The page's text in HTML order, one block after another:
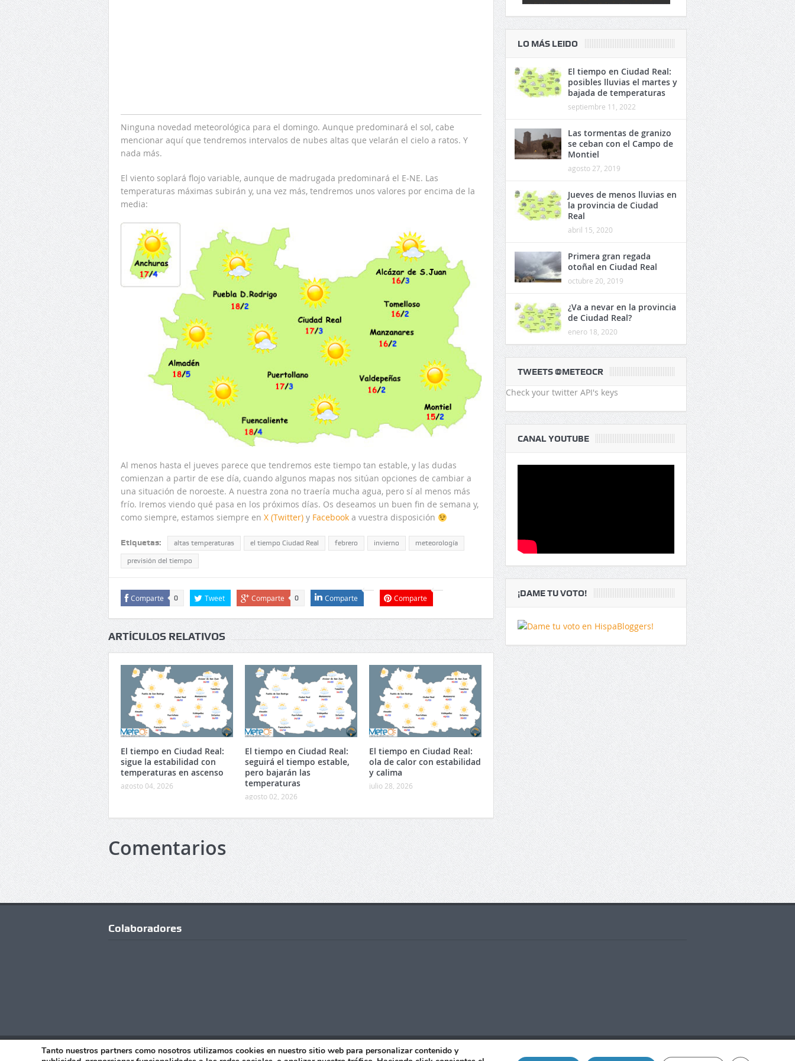
Ninguna novedad meteorológica para el domingo. Aunque predominará el sol, cabe
mencionar aquí que tendremos intervalos de nubes altas que velarán el cielo a ratos. Y
nada más.
El viento soplará flojo variable, aunque de madrugada predominará el E-NE. Las
temperaturas máximas subirán y, una vez más, tendremos unos valores por encima de la
media:
Al menos hasta el jueves parece que tendremos este tiempo tan estable, y las dudas
comienzan a partir de ese día, cuando algunos mapas nos sitúan opciones de cambiar a
una situación de noroeste. A nuestra zona no traería mucha agua, pero sí al menos más
frío. Iremos viendo qué pasa en los próximos días. Os deseamos un buen fin de semana y,
como siempre, estamos siempre en X (Twitter) y Facebook a vuestra disposición
Etiquetas: altas temperaturas el tiempo Ciudad Real febrero invierno meteorología
previsión del tiempo
Comparte 0 Tweet Comparte 0 Comparte Comparte
ARTÍCULOS RELATIVOS
El tiempo en Ciudad Real:
sigue la estabilidad con
temperaturas en ascenso
agosto 04, 2026
El tiempo en Ciudad Real:
seguirá el tiempo estable,
pero bajarán las
temperaturas
agosto 02, 2026
El tiempo en Ciudad Real:
ola de calor con estabilidad
y calima
julio 28, 2026
Comentarios
LO MÁS LEIDO
El tiempo en Ciudad Real:
posibles lluvias el martes y
bajada de temperaturas
septiembre 11, 2022
Las tormentas de granizo
se ceban con el Campo de
Montiel
agosto 27, 2019
Jueves de menos lluvias en
la provincia de Ciudad
Real
abril 15, 2020
Primera gran regada
otoñal en Ciudad Real
octubre 20, 2019
¿Va a nevar en la provincia
de Ciudad Real?
enero 18, 2020
TWEETS @METEOCR
Check your twitter API's keys
CANAL YOUTUBE
¡DAME TU VOTO!
Colaboradores
Copyright © Todos los Derechos Reservados - 2021 |Realizado con porManu Jiménez
Tanto nuestros partners como nosotros utilizamos cookies en nuestro sitio web para personalizar contenido y